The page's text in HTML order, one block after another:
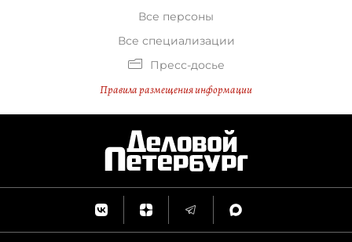
Все персоны
Все специализации
Пресс-досье
Правила размещения информации